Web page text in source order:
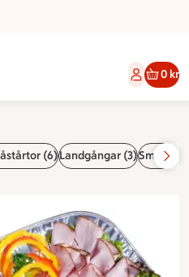
Hammarö
0 kr
(6)Landgångar (3)